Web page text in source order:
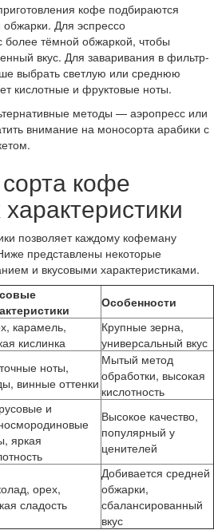
кофе подбираются
Для эспрессо
более тёмной обжаркой, чтобы
вкус. Для заваривания в фильтр-
выбрать светлую или среднюю
кислотные и фруктовые ноты.
методы — аэропресс или
внимание на моносорта арабики с
кофе
позволяет каждому кофеману
представлены некоторые
и вкусовыми характеристиками.
Особенности
карамель,
кислинка
Крупные зерна,
универсальный вкус
ноты,
винные оттенки
Мытый метод
обработки, высокая
кислотность
и
яркая
Высокое качество,
популярный у
ценителей
орех,
сладость
Добивается средней
обжарки,
сбалансированный
вкус